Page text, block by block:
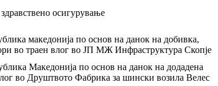
осигурување
македонија по основ на данок на добивка,
во траен влог во ЈП МЖ Инфраструктура Скопје
Македонија по основ на данок на додадена
во Друштвото Фабрика за шински возила Велес